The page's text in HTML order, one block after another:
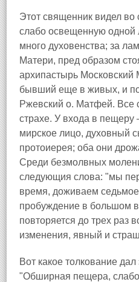
Этот священник видел
слабо освещенную
много духовенства; за
Матери, пред образом
архипастырь Московский
бывший еще в живых, и
Ржевский о. Матфей. Все
страхе. У входа в
мирское лицо, духовный
протоиерея; оба они
Среди безмолвных
следующия слова: "мы
время, доживаем
пробуждение в большом
повторяется до трех раз
изменения, явный и
Вот какое толкование
"Обширная пещера,